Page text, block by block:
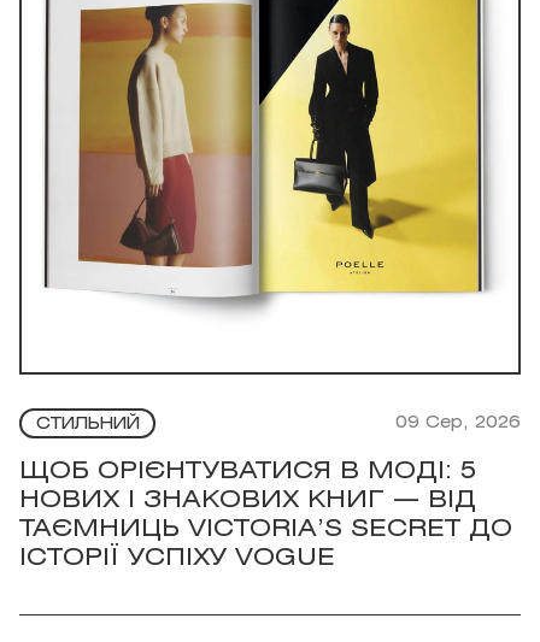
СТИЛЬНИЙ 09 Сер, 2026
ЩОБ ОРІЄНТУВАТИСЯ В МОДІ: 5
НОВИХ І ЗНАКОВИХ КНИГ — ВІД
ТАЄМНИЦЬ VICTORIA’S SECRET ДО
ІСТОРІЇ УСПІХУ VOGUE